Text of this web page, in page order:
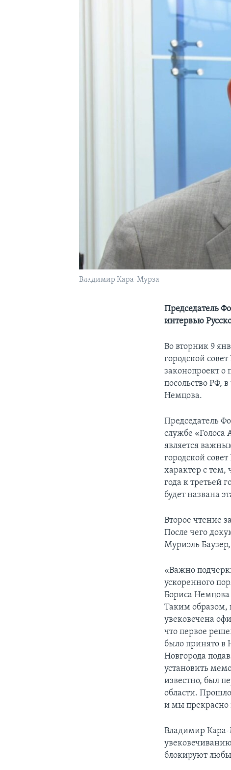
Владимир Кара-Мурза
Председатель
интервью
Во вторник 9
городской
законопроект
посольство РФ,
Немцова.
Председатель
службе
является
городской
характер с тем,
года к третьей
будет названа
Второе чтение
После чего
Муриэль
«Важно
ускоренного
Бориса Немцова
Таким образом,
увековечена
что первое
было принято в
Новгорода
установить
известно, был
области.
и мы
Владимир Кара-
блокируют